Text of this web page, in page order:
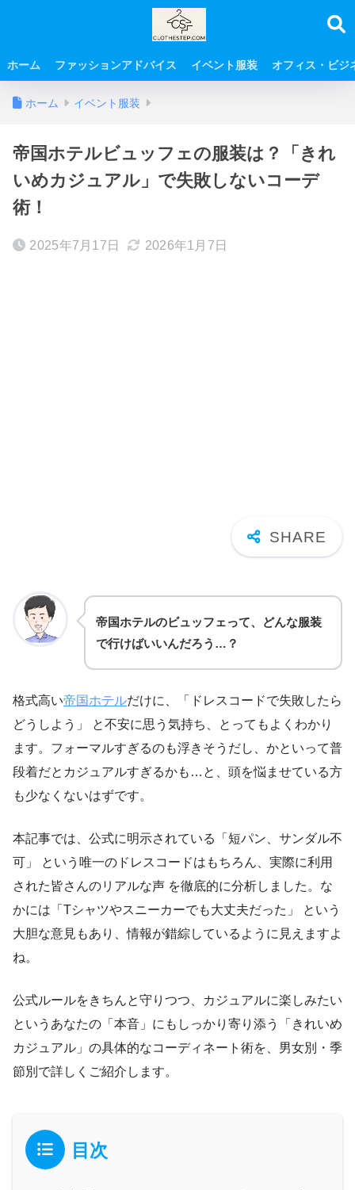
ホーム ファッションアドバイス イベント服装 オフィス・ビジ
ホーム イベント服装
帝国ホテルビュッフェの服装は？「きれ
いめカジュアル」で失敗しないコーデ
術！
2025年7月17日 2026年1月7日
帝国ホテルのビュッフェって、どんな服装
で行けばいいんだろう…？
格式高い帝国ホテルだけに、「ドレスコードで失敗したら
どうしよう」 と不安に思う気持ち、とってもよくわかり
ます。フォーマルすぎるのも浮きそうだし、かといって普
段着だとカジュアルすぎるかも…と、頭を悩ませている方
も少なくないはずです。
本記事では、公式に明示されている「短パン、サンダル不
可」 という唯一のドレスコードはもちろん、実際に利用
された皆さんのリアルな声 を徹底的に分析しました。な
かには「Tシャツやスニーカーでも大丈夫だった」 という
大胆な意見もあり、情報が錯綜しているように見えますよ
ね。
公式ルールをきちんと守りつつ、カジュアルに楽しみたい
というあなたの「本音」にもしっかり寄り添う「きれいめ
カジュアル」の具体的なコーディネート術を、男女別・季
節別で詳しくご紹介します。
目次